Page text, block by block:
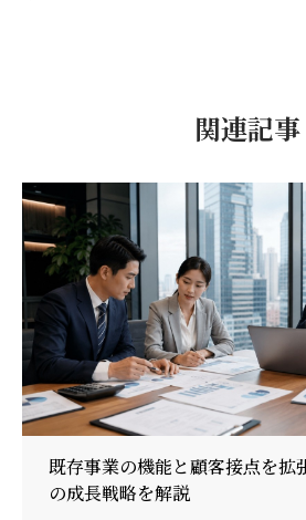
関連記事
既存事業の機能と顧客接点を
の成長戦略を解説